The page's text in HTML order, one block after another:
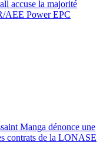
accuse la majorité
AEE Power EPC
Manga dénonce une
contrats de la LONASE